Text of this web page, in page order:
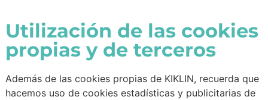
Utilización de las cookies
propias y de terceros
Además de las cookies propias de KIKLIN, recuerda que
hacemos uso de cookies estadísticas y publicitarias de